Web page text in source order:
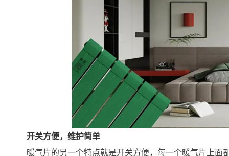
开关方便，维护简单
暖气片的另一个特点就是开关方便，每一个暖气片上